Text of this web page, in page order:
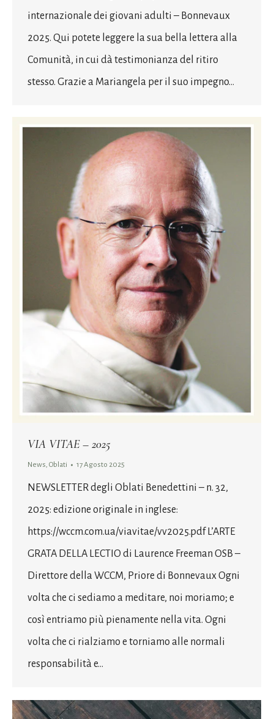
internazionale dei giovani adulti – Bonnevaux
2025. Qui potete leggere la sua bella lettera alla
Comunità, in cui dà testimonianza del ritiro
stesso. Grazie a Mariangela per il suo impegno…
VIA VITAE – 2025
News, Oblati 17 Agosto 2025
NEWSLETTER degli Oblati Benedettini – n. 32,
2025: edizione originale in inglese:
https://wccm.com.ua/viavitae/vv2025.pdf L’ARTE
GRATA DELLA LECTIO di Laurence Freeman OSB –
Direttore della WCCM, Priore di Bonnevaux Ogni
volta che ci sediamo a meditare, noi moriamo; e
così entriamo più pienamente nella vita. Ogni
volta che ci rialziamo e torniamo alle normali
responsabilità e…